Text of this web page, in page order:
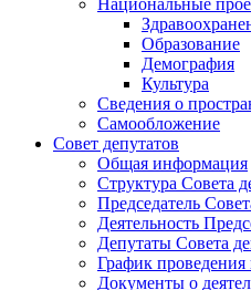
Образование
Демография
Культура
Сведения о
Самообложение
Совет депутатов
Общая информация
Структура Совета
Председатель
Деятельность
Депутаты Совета
График проведения
Документы о